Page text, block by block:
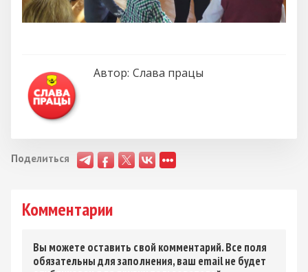
Автор: Слава працы
Поделиться
Комментарии
Вы можете оставить свой комментарий. Все поля
обязательны для заполнения, ваш email не будет